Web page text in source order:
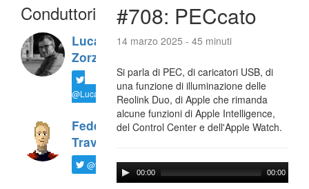
Conduttori
Luca
Zorzi
@LucaTNT
Federico
Travaini
@ftrava
#708: PECcato
14 marzo 2025 - 45 minuti
Si parla di PEC, di caricatori USB, di
una funzione di illuminazione delle
Reolink Duo, di Apple che rimanda
alcune funzioni di Apple Intelligence,
del Control Center e dell'Apple Watch.
00:00 00:00